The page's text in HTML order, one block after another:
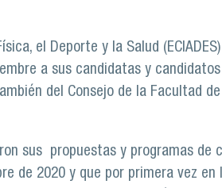
el Deporte y la Salud
a sus candidatas y candidatos
del Consejo de la Facultad de
sus propuestas y programas de
de 2020 y que por primera vez en